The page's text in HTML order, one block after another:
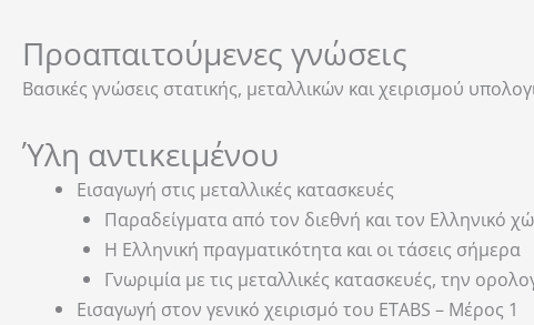
Προαπαιτούμενες γνώσεις
Βασικές γνώσεις στατικής, μεταλλικών και χειρισμού
Ύλη αντικειμένου
Εισαγωγή στις μεταλλικές κατασκευές
Παραδείγματα από τον διεθνή και τον Ελληνικό
Η Ελληνική πραγματικότητα και οι τάσεις σήμερα
Γνωριμία με τις μεταλλικές κατασκευές, την
Εισαγωγή στον γενικό χειρισμό του ETABS – Μέρος 1